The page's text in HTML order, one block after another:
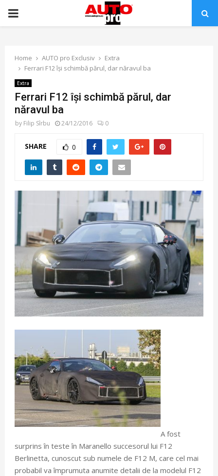
PRIMARY
Home AUTO pro Exclusiv
Extra
Ferrari F12 își schimbă părul, dar năravul ba
Extra
Ferrari F12 își schimbă părul, dar
năravul ba
by Filip Sîrbu 24/12/2016 0
SHARE 0
A fost
surprins în teste în Maranello succesorul lui F12
Berlinetta, cunoscut sub numele de F12 M, care cel mai
probabil va împrumuta anumite detalii de la modelul F12